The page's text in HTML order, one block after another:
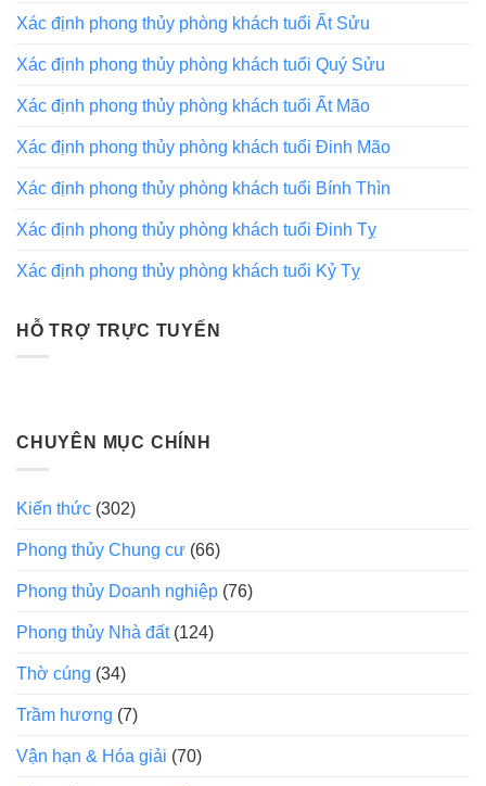
Xác định phong thủy phòng khách tuổi Ất Sửu
Xác định phong thủy phòng khách tuổi Quý Sửu
Xác định phong thủy phòng khách tuổi Ất Mão
Xác định phong thủy phòng khách tuổi Đinh Mão
Xác định phong thủy phòng khách tuổi Bính Thìn
Xác định phong thủy phòng khách tuổi Đinh Tỵ
Xác định phong thủy phòng khách tuổi Kỷ Tỵ
HỖ TRỢ TRỰC TUYẾN
CHUYÊN MỤC CHÍNH
Kiến thức (302)
Phong thủy Chung cư (66)
Phong thủy Doanh nghiệp (76)
Phong thủy Nhà đất(124)
Thờ cúng (34)
Trầm hương (7)
Vận hạn & Hóa giải (70)